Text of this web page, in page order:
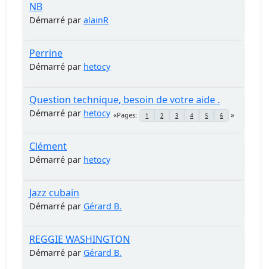
NB
Démarré paralainR
Perrine
Démarré par hetocy
Question technique, besoin de votre aide .
Démarré par hetocy Pages 1 2 3 4 5 6
Clément
Démarré par hetocy
Jazz cubain
Démarré par Gérard B.
REGGIE WASHINGTON
Démarré par Gérard B.